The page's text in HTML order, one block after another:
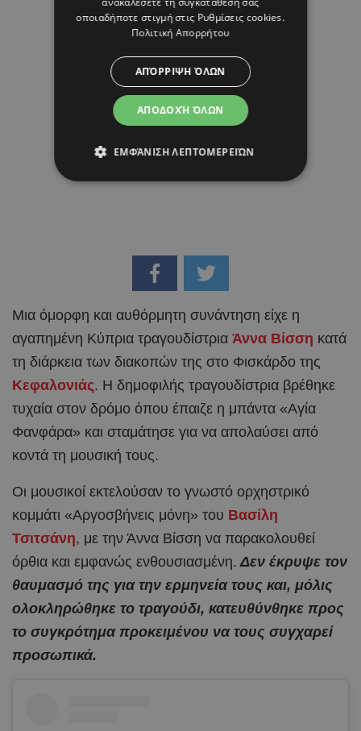
Μια όμορφη και αυθόρμητη συνάντηση είχε η
αγαπημένη Κύπρια τραγουδίστρια Άννα Βίσση κατά
τη διάρκεια των διακοπών της στο Φισκάρδο της
Κεφαλονιάς. Η δημοφιλής τραγουδίστρια βρέθηκε
τυχαία στον δρόμο όπου έπαιζε η μπάντα «Αγία
Φανφάρα» και σταμάτησε για να απολαύσει από
κοντά τη μουσική τους.
Οι μουσικοί εκτελούσαν το γνωστό ορχηστρικό
κομμάτι «Αργοσβήνεις μόνη» του Βασίλη
Τσιτσάνη, με την Άννα Βίσση να παρακολουθεί
όρθια και εμφανώς ενθουσιασμένη. Δεν έκρυψε τον
θαυμασμό της για την ερμηνεία τους και, μόλις
ολοκληρώθηκε το τραγούδι, κατευθύνθηκε προς
το συγκρότημα προκειμένου να τους συγχαρεί
προσωπικά.
οποιαδήποτε στιγμή στις Ρυθμίσεις cookies.
Πολιτική Απορρήτου
ΑΠΟΔΟΧΉ ΌΛΩΝ
ΑΠΌΡΡΙΨΗ ΌΛΩΝ
ΕΜΦΆΝΙΣΗ ΛΕΠΤΟΜΕΡΕΙΏΝ